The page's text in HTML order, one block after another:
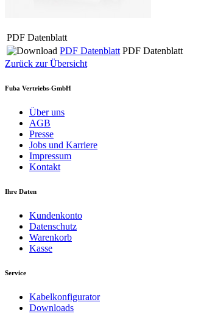
PDF Datenblatt
PDF Datenblatt PDF Datenblatt
Zurück zur Übersicht
Fuba Vertriebs-GmbH
Über uns
AGB
Presse
Jobs und Karriere
Impressum
Kontakt
Ihre Daten
Kundenkonto
Datenschutz
Warenkorb
Kasse
Service
Kabelkonfigurator
Downloads